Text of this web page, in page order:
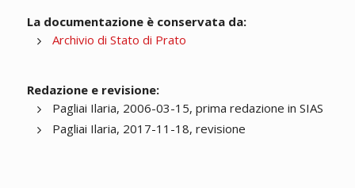
La documentazione è conservata da:
Archivio di Stato di Prato
Redazione e revisione:
Pagliai Ilaria, 2006-03-15, prima redazione in SIAS
Pagliai Ilaria, 2017-11-18, revisione